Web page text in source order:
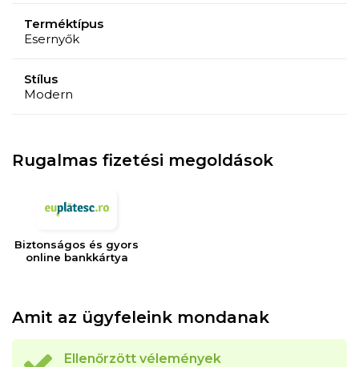
Terméktípus
Esernyők
Stílus
Modern
Rugalmas fizetési megoldások
Biztonságos és gyors
online bankkártya
Amit az ügyfeleink mondanak
Ellenőrzött vélemények